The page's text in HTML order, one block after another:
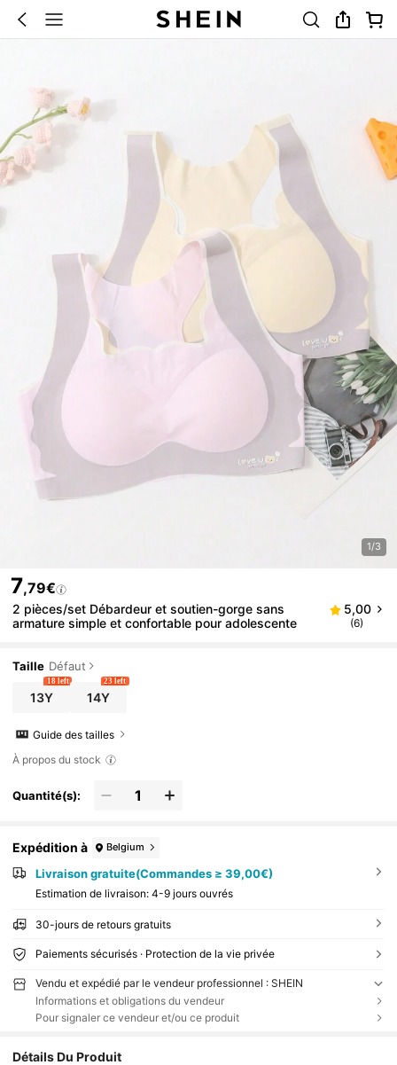
1/3
7,79€
2 pièces/set Débardeur et soutien-gorge sans
armature simple et confortable pour adolescente
5,00
(6)
Taille Défaut
13Y
18 left
14Y
23 left
Guide des tailles
À propos du stock
Quantité(s):
Expédition à Belgium
Livraison gratuite(Commandes ≥ 39,00€)
Estimation de livraison: 4-9 jours ouvrés
30-jours de retours gratuits
Paiements sécurisés · Protection de la vie privée
Vendu et expédié par le vendeur professionnel : SHEIN
Informations et obligations du vendeur
Pour signaler ce vendeur et/ou ce produit
Détails Du Produit